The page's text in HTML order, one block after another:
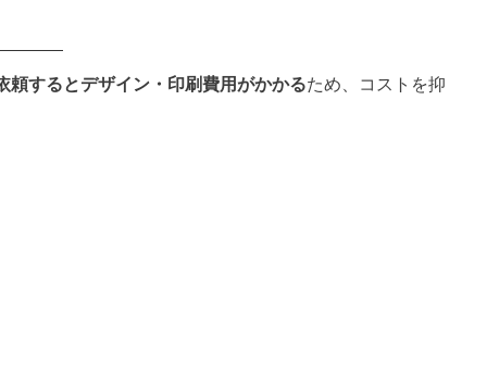
頼するとデザイン・印刷費用がかかるため、コストを抑